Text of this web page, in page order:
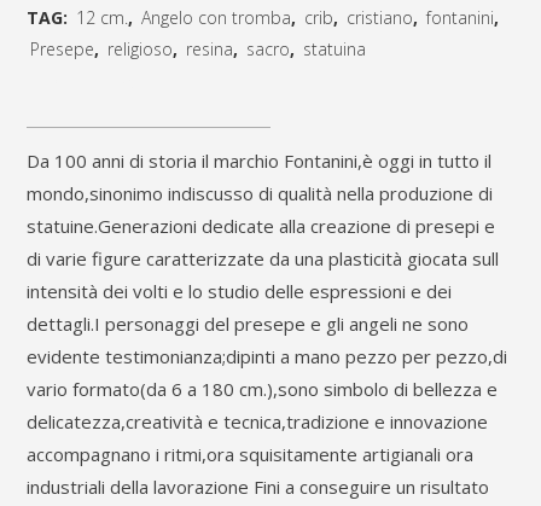
TAG: 12 cm., Angelo con tromba, crib, cristiano, fontanini,
Presepe, religioso, resina, sacro, statuina
Da 100 anni di storia il marchio Fontanini,è oggi in tutto il
mondo,sinonimo indiscusso di qualità nella produzione di
statuine.Generazioni dedicate alla creazione di presepi e
di varie figure caratterizzate da una plasticità giocata sull
intensità dei volti e lo studio delle espressioni e dei
dettagli.I personaggi del presepe e gli angeli ne sono
evidente testimonianza;dipinti a mano pezzo per pezzo,di
vario formato(da 6 a 180 cm.),sono simbolo di bellezza e
delicatezza,creatività e tecnica,tradizione e innovazione
accompagnano i ritmi,ora squisitamente artigianali ora
industriali della lavorazione Fini a conseguire un risultato